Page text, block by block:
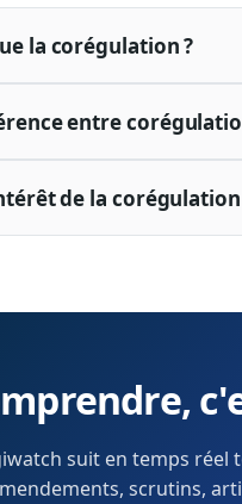
la corégulation ?
entre
de la corégulation
suit en temps réel
scrutins,